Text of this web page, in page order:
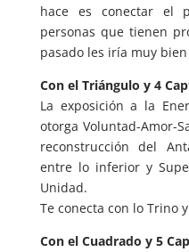
hace es conectar el
personas que tienen
pasado les iría muy
Con el Triángulo y 4
La exposición a la
otorga Voluntad-Amor-
reconstrucción del
entre lo inferior y
Unidad.
Te conecta con lo Trino
Con el Cuadrado y 5